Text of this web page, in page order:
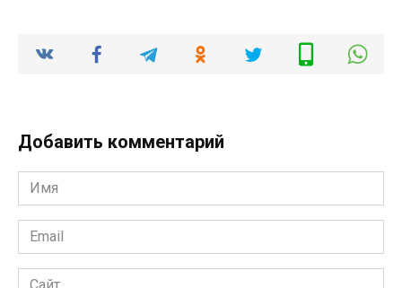
Добавить комментарий
Имя
*
Email
*
Сайт